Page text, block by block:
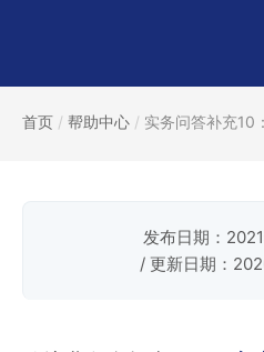
首页 / 帮助中心 / 实务问答补充10
发布日期：
/ 更新日期：